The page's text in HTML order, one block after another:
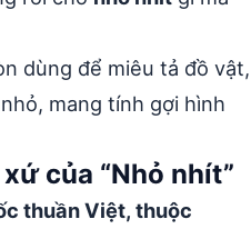
dùng để miêu tả đồ vật,
mang tính gợi hình
của “Nhỏ nhít”
thuần Việt, thuộc